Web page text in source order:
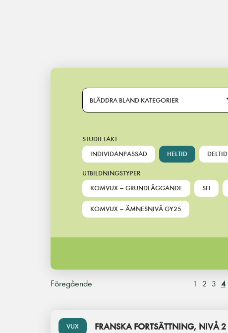
Main Navigation
BLÄDDRA BLAND KATEGORIER
STUDIETAKT
INDIVIDANPASSAD
HELTID DELTID
UTBILDNINGSTYPER
KOMVUX – GRUNDLÄGGANDE
SFI
KOMVUX – ÄMNESNIVÅ GY25
Föregående 1 2 3 4
VUX FRANSKA FORTSÄTTNING, NIVÅ 2